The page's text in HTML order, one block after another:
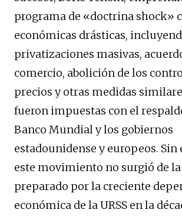
programa de «doctrina shock»
económicas drásticas,
privatizaciones masivas,
comercio, abolición de los
precios y otras medidas
fueron impuestas con el
Banco Mundial y los gobiernos
estadounidense y europeos. Sin
este movimiento no surgió de la
preparado por la creciente
económica de la URSS en la